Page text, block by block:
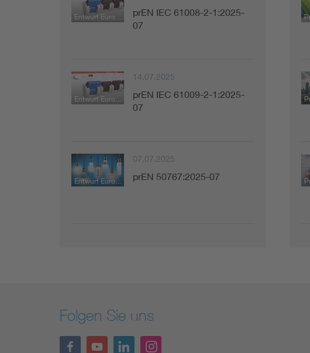
Entwurf Europäische Norm
prEN IEC 61008-2-1:2025-
07
Entwurf Europäische Norm
14.07.2025
prEN IEC 61009-2-1:2025-
07
Entwurf Europäische Norm
07.07.2025
prEN 50767:2025-07
Folgen Sie uns